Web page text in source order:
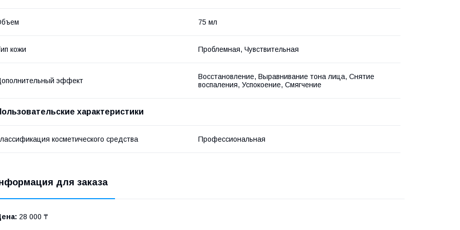
75 мл
кожи Проблемная, Чувствительная
эффект
Восстановление, Выравнивание тона лица, Снятие
воспаления, Успокоение, Смягчение
характеристики
косметического средства Профессиональная
для заказа
28 000 ₸